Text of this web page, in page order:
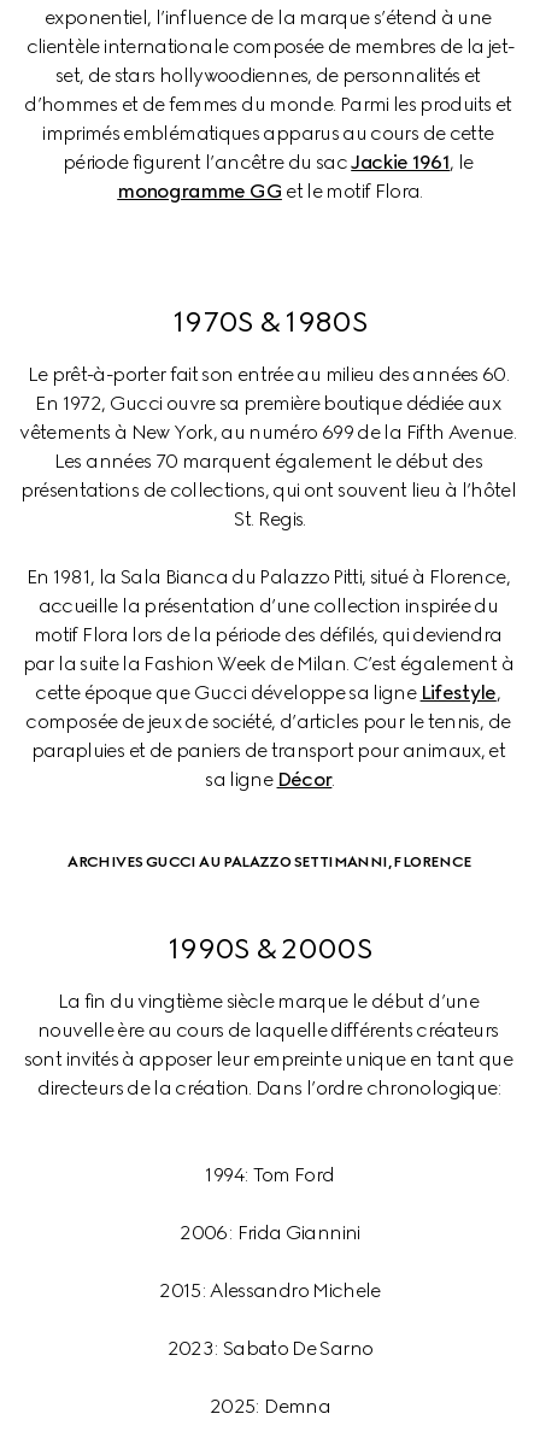
exponentiel, l’influence de la marque s’étend à une
clientèle internationale composée de membres de la jet-
set, de stars hollywoodiennes, de personnalités et
d’hommes et de femmes du monde. Parmi les produits et
imprimés emblématiques apparus au cours de cette
période figurent l’ancêtre du sac Jackie 1961, le
monogramme GG et le motif Flora.
1970S & 1980S
Le prêt-à-porter fait son entrée au milieu des années 60.
En 1972, Gucci ouvre sa première boutique dédiée aux
vêtements à New York, au numéro 699 de la Fifth Avenue.
Les années 70 marquent également le début des
présentations de collections, qui ont souvent lieu à l’hôtel
St. Regis.
En 1981, la Sala Bianca du Palazzo Pitti, situé à Florence,
accueille la présentation d’une collection inspirée du
motif Flora lors de la période des défilés, qui deviendra
par la suite la Fashion Week de Milan. C’est également à
cette époque que Gucci développe sa ligne Lifestyle,
composée de jeux de société, d’articles pour le tennis, de
parapluies et de paniers de transport pour animaux, et
sa ligne Décor.
ARCHIVES GUCCI AU PALAZZO SETTIMANNI, FLORENCE
1990S & 2000S
La fin du vingtième siècle marque le début d’une
nouvelle ère au cours de laquelle différents créateurs
sont invités à apposer leur empreinte unique en tant que
1994: Tom Ford
2006: Frida Giannini
2015: Alessandro Michele
2023: Sabato De Sarno
2025: Demna